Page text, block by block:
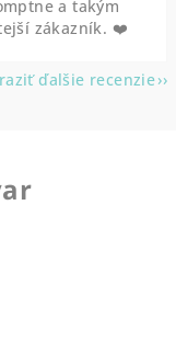
a takým
zákazník. ❤️
ďalšie recenzie